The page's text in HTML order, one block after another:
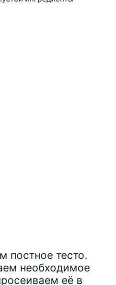
постное тесто.
необходимое
её в